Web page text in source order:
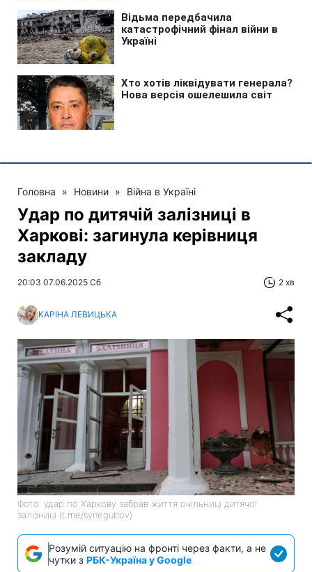
Головна » Новини » Війна в Україні
Удар по дитячій залізниці в
Харкові: загинула керівниця
закладу
20:03 07.06.2025 Сб 2 хв
КАРІНА ЛЕВИЦЬКА
Фото: удар по Харкову забрав життя очільниці дитячої
залізниці (t.me/synegubov)
Розумій ситуацію на фронті через факти, а не
чутки з РБК-Україна у Google